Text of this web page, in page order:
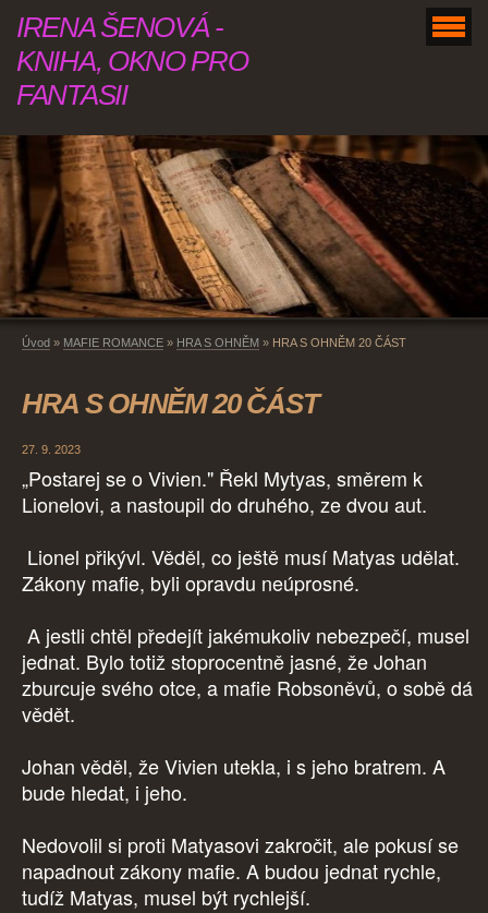
IRENA ŠENOVÁ -
KNIHA, OKNO PRO
FANTASII
Úvod » MAFIE ROMANCE » HRA S OHNĚM » HRA S OHNĚM 20 ČÁST
HRA S OHNĚM 20 ČÁST
27. 9. 2023
„Postarej se o Vivien." Řekl Mytyas, směrem k
Lionelovi, a nastoupil do druhého, ze dvou aut.
Lionel přikývl. Věděl, co ještě musí Matyas udělat.
Zákony mafie, byli opravdu neúprosné.
A jestli chtěl předejít jakémukoliv nebezpečí, musel
jednat. Bylo totiž stoprocentně jasné, že Johan
zburcuje svého otce, a mafie Robsoněvů, o sobě dá
vědět.
Johan věděl, že Vivien utekla, i s jeho bratrem. A
bude hledat, i jeho.
Nedovolil si proti Matyasovi zakročit, ale pokusí se
napadnout zákony mafie. A budou jednat rychle,
tudíž Matyas, musel být rychlejší.